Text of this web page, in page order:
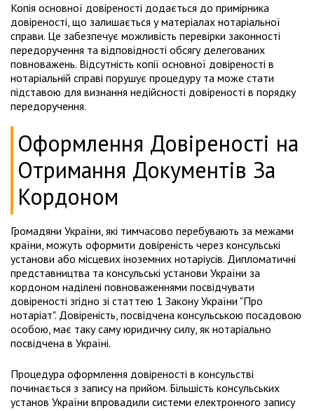
Копія основної довіреності додається до примірника
довіреності, що залишається у матеріалах нотаріальної
справи. Це забезпечує можливість перевірки законності
передоручення та відповідності обсягу делегованих
повноважень. Відсутність копії основної довіреності в
нотаріальній справі порушує процедуру та може стати
підставою для визнання недійсності довіреності в порядку
передоручення.
Оформлення Довіреності на
Отримання Документів За
Кордоном
Громадяни України, які тимчасово перебувають за межами
країни, можуть оформити довіреність через консульські
установи або місцевих іноземних нотаріусів. Дипломатичні
представництва та консульські установи України за
кордоном наділені повноваженнями посвідчувати
довіреності згідно зі статтею 1 Закону України "Про
нотаріат". Довіреність, посвідчена консульською посадовою
особою, має таку саму юридичну силу, як нотаріально
посвідчена в Україні.
Процедура оформлення довіреності в консульстві
починається з запису на прийом. Більшість консульських
установ України впровадили системи електронного запису